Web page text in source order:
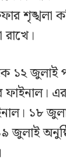
শৃঙ্খলা
রাখে।
১২ জুলাই
১৮
১৯ জুলাই